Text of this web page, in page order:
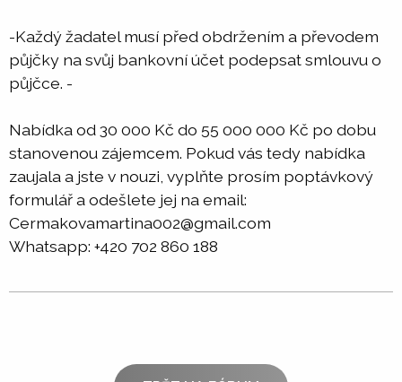
-Každý žadatel musí před obdržením a převodem
půjčky na svůj bankovní účet podepsat smlouvu o
půjčce. -
Nabídka od 30 000 Kč do 55 000 000 Kč po dobu
stanovenou zájemcem. Pokud vás tedy nabídka
zaujala a jste v nouzi, vyplňte prosím poptávkový
formulář a odešlete jej na email:
Cermakovamartina002@gmail.com
Whatsapp: +420 702 860 188